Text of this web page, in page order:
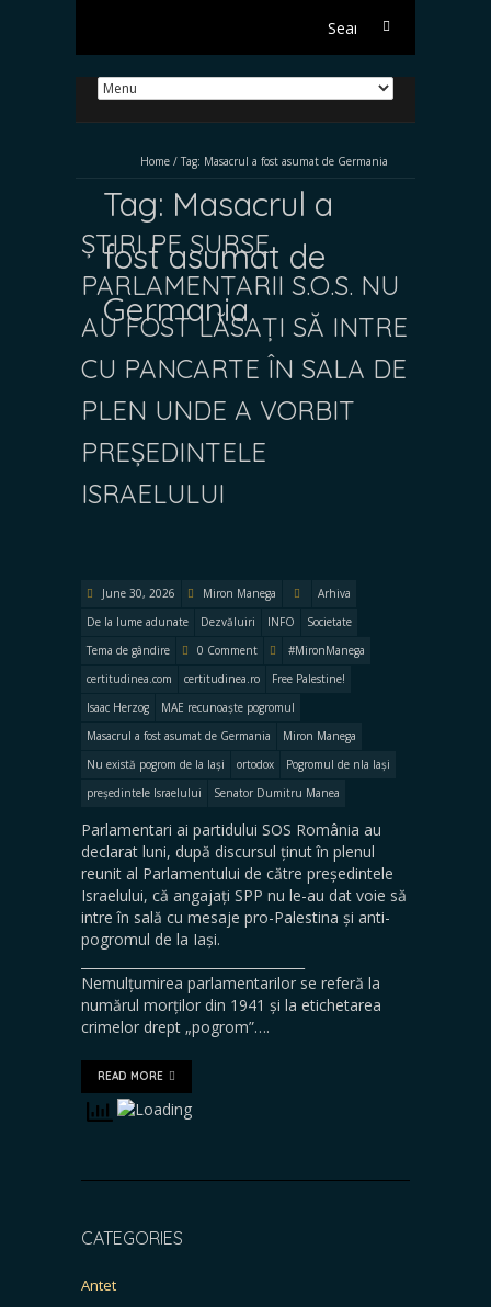
Search
Home / Tag: Masacrul a fost asumat de Germania
Tag: Masacrul a
fost asumat de
Germania
ȘTIRI PE SURSE.
PARLAMENTARII S.O.S. NU
AU FOST LĂSAȚI SĂ INTRE
CU PANCARTE ÎN SALA DE
PLEN UNDE A VORBIT
PREȘEDINTELE
ISRAELULUI
June 30, 2026 Miron Manega
Arhiva
De la lume adunate
Dezvăluiri INFO
Societate
Tema de gândire
0 Comment
#MironManega
certitudinea.com
certitudinea.ro
Free Palestine!
Isaac Herzog
MAE recunoaște pogromul
Masacrul a fost asumat de Germania
Miron Manega
Nu există pogrom de la Iași
ortodox
Pogromul de nla Iași
președintele Israelului
Senator Dumitru Manea
Parlamentari ai partidului SOS România au
declarat luni, după discursul ținut în plenul
reunit al Parlamentului de către președintele
Israelului, că angajați SPP nu le-au dat voie să
intre în sală cu mesaje pro-Palestina și anti-
pogromul de la Iași.
Nemulțumirea parlamentarilor se referă la
numărul morților din 1941 și la etichetarea
crimelor drept „pogrom”….
READ MORE
CATEGORIES
Antet